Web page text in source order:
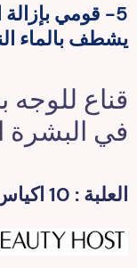
يشطف بالماء
قناع للوجه
في البشرة
العلبة : 10 اكياس – الكرتون 360 حبة